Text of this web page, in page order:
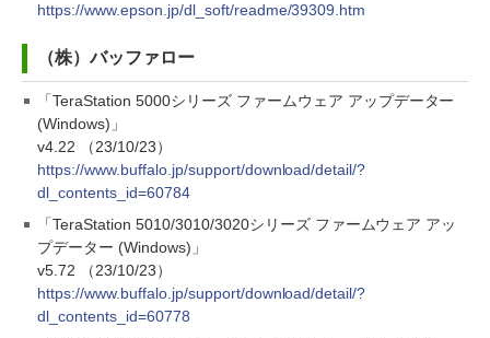
https://www.epson.jp/dl_soft/readme/39309.htm
（株）バッファロー
「TeraStation 5000シリーズ ファームウェア アップデーター
(Windows)」
v4.22 （23/10/23）
https://www.buffalo.jp/support/download/detail/?
dl_contents_id=60784
「TeraStation 5010/3010/3020シリーズ ファームウェア アッ
プデーター (Windows)」
v5.72 （23/10/23）
https://www.buffalo.jp/support/download/detail/?
dl_contents_id=60778